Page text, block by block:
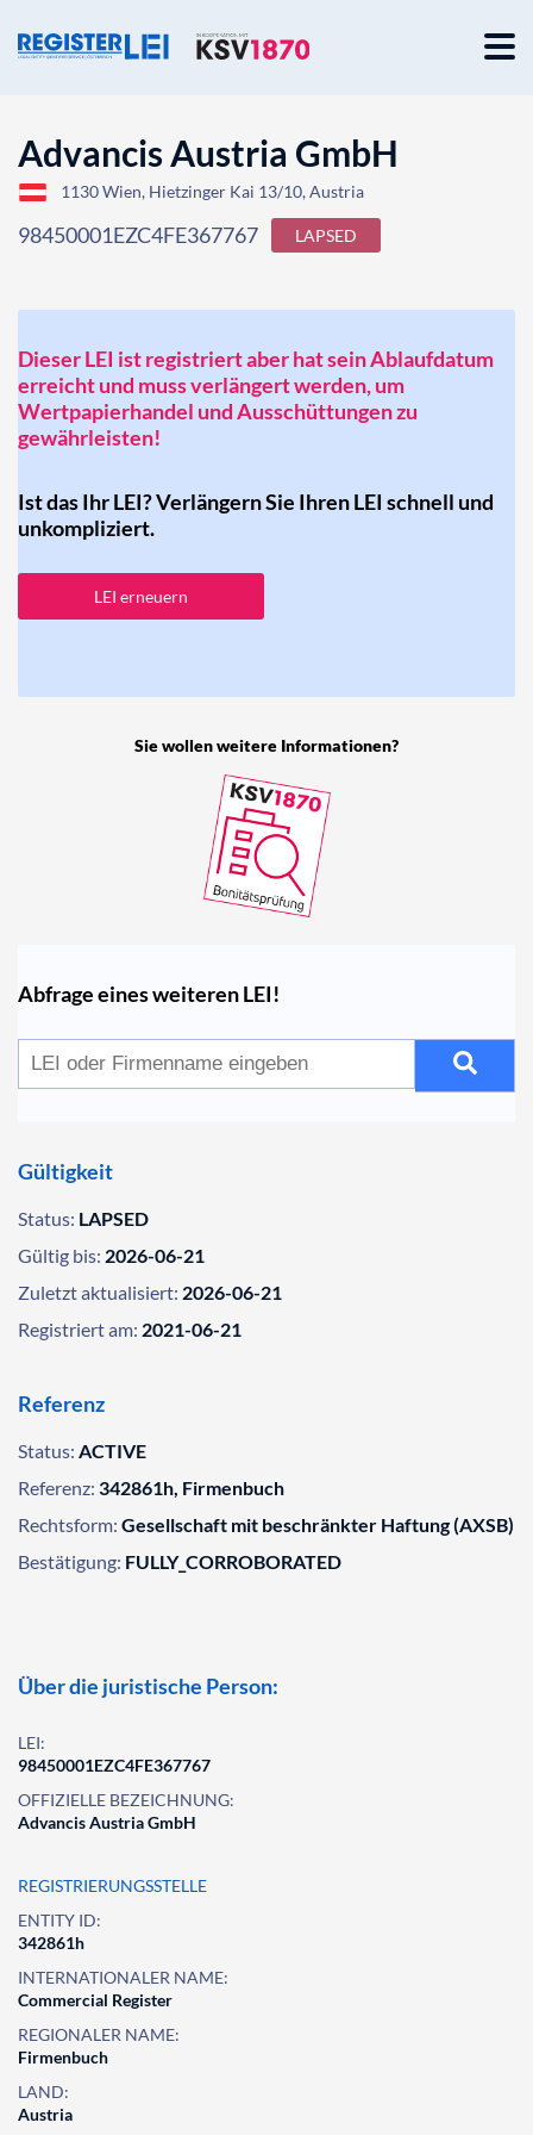
Advancis Austria GmbH
1130 Wien, Hietzinger Kai 13/10, Austria
98450001EZC4FE367767 LAPSED
Dieser LEI ist registriert aber hat sein Ablaufdatum
erreicht und muss verlängert werden, um
Wertpapierhandel und Ausschüttungen zu
gewährleisten!
Ist das Ihr LEI? Verlängern Sie Ihren LEI schnell und
unkompliziert.
LEI erneuern
Sie wollen weitere Informationen?
Abfrage eines weiteren LEI!
Gültigkeit
Status: LAPSED
Gültig bis: 2026-06-21
Zuletzt aktualisiert: 2026-06-21
Registriert am: 2021-06-21
Referenz
Status: ACTIVE
Referenz: 342861h, Firmenbuch
Rechtsform: Gesellschaft mit beschränkter Haftung (AXSB)
Bestätigung: FULLY_CORROBORATED
Über die juristische Person:
LEI:
98450001EZC4FE367767
OFFIZIELLE BEZEICHNUNG:
Advancis Austria GmbH
REGISTRIERUNGSSTELLE
ENTITY ID:
342861h
INTERNATIONALER NAME:
Commercial Register
REGIONALER NAME:
Firmenbuch
LAND:
Austria